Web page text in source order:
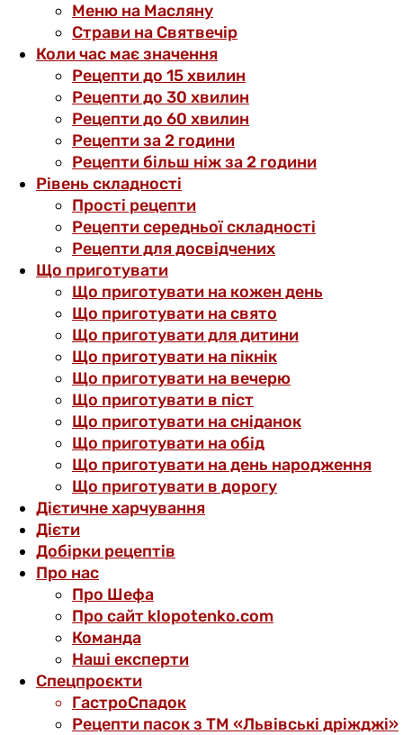
Меню на Масляну
Страви на Святвечір
Коли час має значення
Рецепти до 15 хвилин
Рецепти до 30 хвилин
Рецепти до 60 хвилин
Рецепти за 2 години
Рецепти більш ніж за 2 години
Рівень складності
Прості рецепти
Рецепти середньої складності
Рецепти для досвідчених
Що приготувати
Що приготувати на кожен день
Що приготувати на свято
Що приготувати для дитини
Що приготувати на пікнік
Що приготувати на вечерю
Що приготувати в піст
Що приготувати на сніданок
Що приготувати на обід
Що приготувати на день народження
Що приготувати в дорогу
Дієтичне харчування
Дієти
Добірки рецептів
Про нас
Про Шефа
Про сайт klopotenko.com
Команда
Наші експерти
Спецпроєкти
ГастроСпадок
Рецепти пасок з ТМ «Львівські дріжджі»